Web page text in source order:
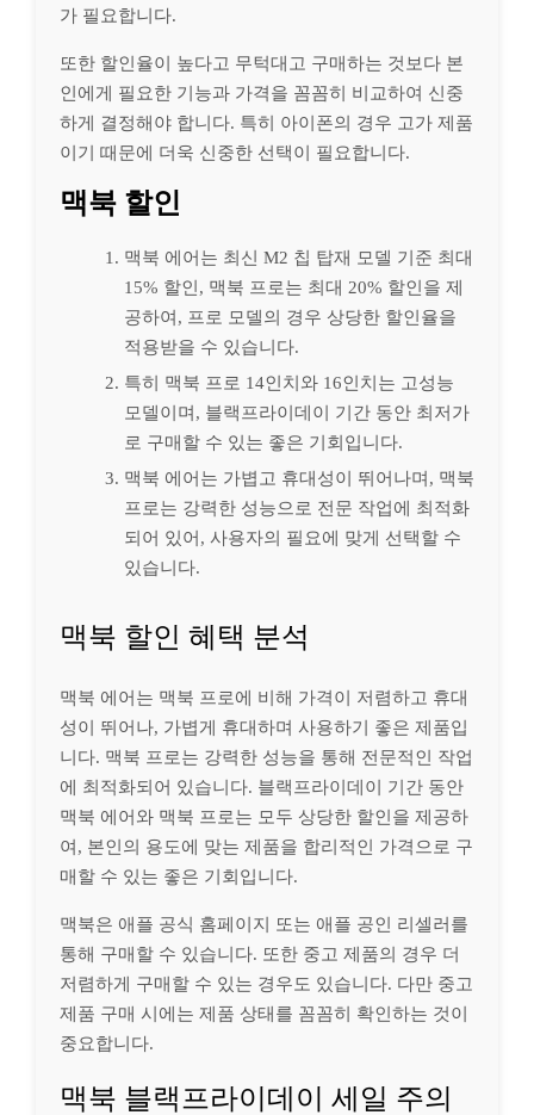
가 필요합니다.
또한 할인율이 높다고 무턱대고 구매하는 것보다 본
인에게 필요한 기능과 가격을 꼼꼼히 비교하여 신중
하게 결정해야 합니다. 특히 아이폰의 경우 고가 제품
이기 때문에 더욱 신중한 선택이 필요합니다.
맥북 할인
맥북 에어는 최신 M2 칩 탑재 모델 기준 최대
15% 할인, 맥북 프로는 최대 20% 할인을 제
공하여, 프로 모델의 경우 상당한 할인율을
적용받을 수 있습니다.
특히 맥북 프로 14인치와 16인치는 고성능
모델이며, 블랙프라이데이 기간 동안 최저가
로 구매할 수 있는 좋은 기회입니다.
맥북 에어는 가볍고 휴대성이 뛰어나며, 맥북
프로는 강력한 성능으로 전문 작업에 최적화
되어 있어, 사용자의 필요에 맞게 선택할 수
있습니다.
맥북 할인 혜택 분석
맥북 에어는 맥북 프로에 비해 가격이 저렴하고 휴대
성이 뛰어나, 가볍게 휴대하며 사용하기 좋은 제품입
니다. 맥북 프로는 강력한 성능을 통해 전문적인 작업
에 최적화되어 있습니다. 블랙프라이데이 기간 동안
맥북 에어와 맥북 프로는 모두 상당한 할인을 제공하
여, 본인의 용도에 맞는 제품을 합리적인 가격으로 구
매할 수 있는 좋은 기회입니다.
맥북은 애플 공식 홈페이지 또는 애플 공인 리셀러를
통해 구매할 수 있습니다. 또한 중고 제품의 경우 더
저렴하게 구매할 수 있는 경우도 있습니다. 다만 중고
제품 구매 시에는 제품 상태를 꼼꼼히 확인하는 것이
중요합니다.
맥북 블랙프라이데이 세일 주의